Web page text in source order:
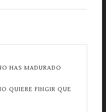
HAS MADURADO
QUIERE FINGIR QUE